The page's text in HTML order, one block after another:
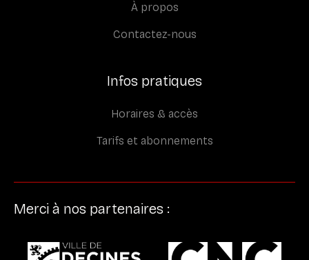
À propos
Contactez-nous
Infos pratiques
Horaires & accès
Tarifs et abonnements
Merci à nos partenaires :